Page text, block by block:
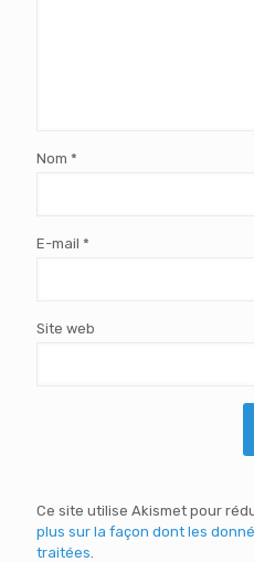
Nom *
E-mail *
Site web
Ce site utilise Akismet pour
plus sur la façon dont les
traitées